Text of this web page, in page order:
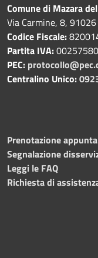
Comune di Mazara
Via Carmine, 8,
Codice Fiscale:
Partita IVA:
PEC:
Centralino Unico:
Prenotazione
Segnalazione
Leggi le FAQ
Richiesta di